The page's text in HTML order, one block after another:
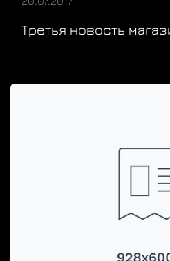
Третья новость